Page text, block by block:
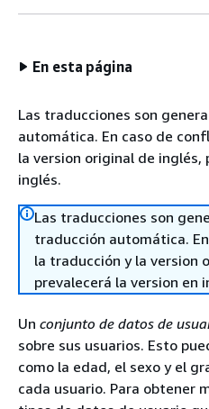
En esta página
Las traducciones son
automática. En caso de
la version original de inglés,
inglés.
Las traducciones son
traducción automática.
la traducción y la version
prevalecerá la version en
Un conjunto de datos de
sobre sus usuarios. Esto
como la edad, el sexo y el
cada usuario. Para obtener